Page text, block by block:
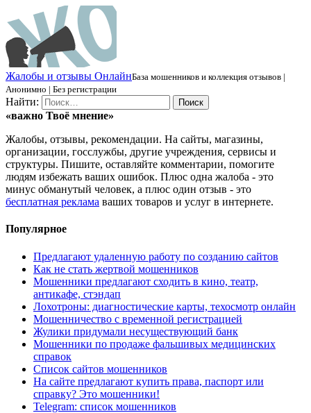
Жалобы и отзывы ОнлайнБаза мошенников и коллекция отзывов |
Анонимно | Без регистрации
Найти:
«важно Твоё мнение»
Жалобы, отзывы, рекомендации. На сайты, магазины,
организации, госслужбы, другие учреждения, сервисы и
структуры. Пишите, оставляйте комментарии, помогите
людям избежать ваших ошибок. Плюс одна жалоба - это
минус обманутый человек, а плюс один отзыв - это
бесплатная реклама ваших товаров и услуг в интернете.
Популярное
Предлагают удаленную работу по созданию сайтов
Как не стать жертвой мошенников
Мошенники предлагают сходить в кино, театр,
антикафе, стэндап
Лохотроны: диагностические карты, техосмотр онлайн
Мошенничество с временной регистрацией
Жулики придумали несуществующий банк
Мошенники по продаже фальшивых медицинских
справок
Список сайтов мошенников
На сайте предлагают купить права, паспорт или
справку? Это мошенники!
Telegram: список мошенников